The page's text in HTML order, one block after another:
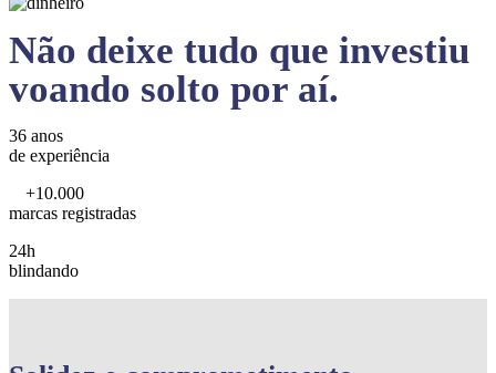
Não deixe tudo que investiu
voando solto por aí.
36 anos
de experiência
+10.000
marcas registradas
24h
blindando